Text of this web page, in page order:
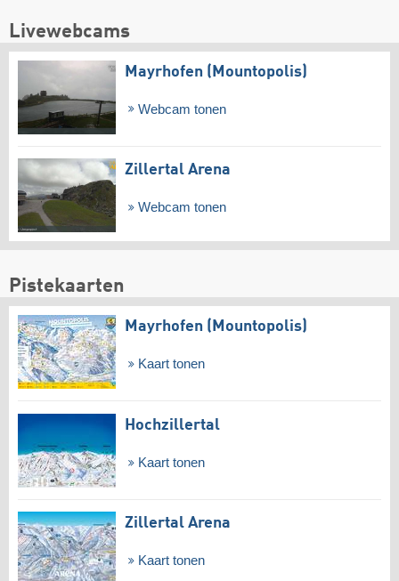
Livewebcams
Mayrhofen (Mountopolis)
Webcam tonen
Zillertal Arena
Webcam tonen
Pistekaarten
Mayrhofen (Mountopolis)
Kaart tonen
Hochzillertal
Kaart tonen
Zillertal Arena
Kaart tonen